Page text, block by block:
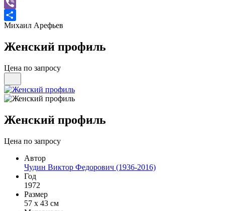
WhatsApp
Viber
Отправить
Михаил Арефьев
Женский профиль
Цена по запросу
Женский профиль
Цена по запросу
Автор
Чудин Виктор Федорович (1936-2016)
Год
1972
Размер
57 х 43 см